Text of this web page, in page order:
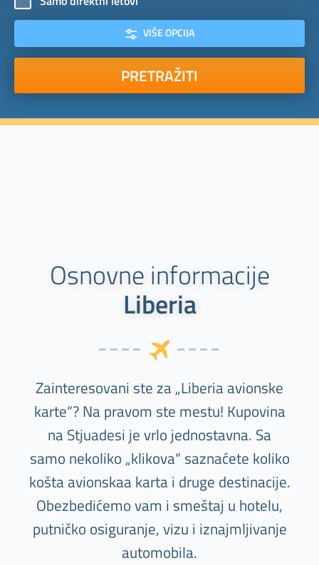
VIŠE OPCIJA
PRETRAŽITI
Osnovne informacije
Liberia
Zainteresovani ste za „Liberia avionske
karte“? Na pravom ste mestu! Kupovina
na Stjuadesi je vrlo jednostavna. Sa
samo nekoliko „klikova“ saznaćete koliko
košta avionskaa karta i druge destinacije.
Obezbedićemo vam i smeštaj u hotelu,
putničko osiguranje, vizu i iznajmljivanje
automobila.